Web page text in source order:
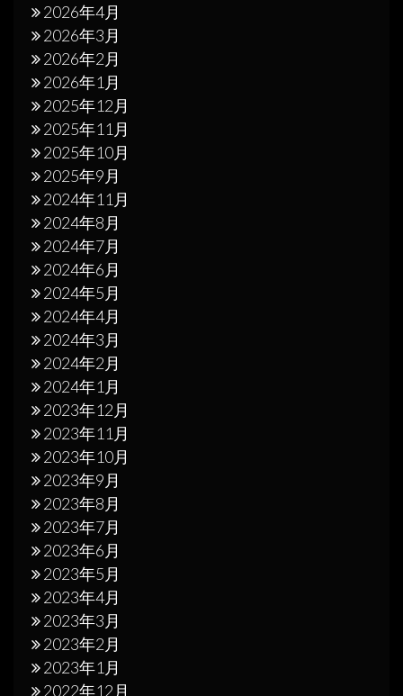
2026年4月
2026年3月
2026年2月
2026年1月
2025年12月
2025年11月
2025年10月
2025年9月
2024年11月
2024年8月
2024年7月
2024年6月
2024年5月
2024年4月
2024年3月
2024年2月
2024年1月
2023年12月
2023年11月
2023年10月
2023年9月
2023年8月
2023年7月
2023年6月
2023年5月
2023年4月
2023年3月
2023年2月
2023年1月
2022年12月